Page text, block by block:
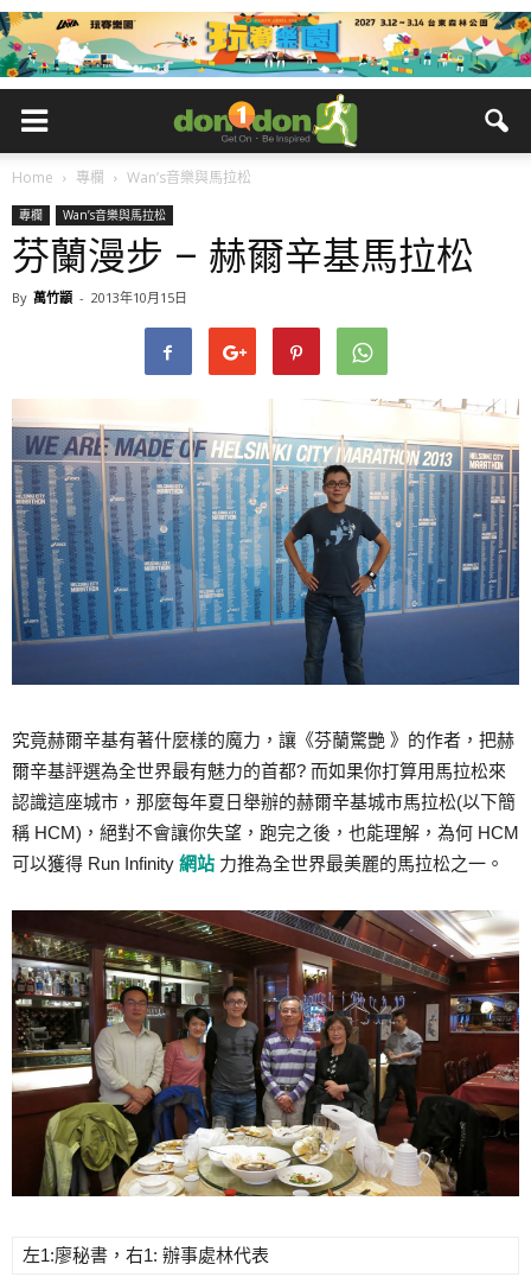
Home 專欄 Wan’s音樂與馬拉松
專欄 Wan’s音樂與馬拉松
芬蘭漫步 – 赫爾辛基馬拉松
By 萬竹顓 - 2013年10月15日
究竟赫爾辛基有著什麼樣的魔力，讓《芬蘭驚艷 》的作者，把赫
爾辛基評選為全世界最有魅力的首都? 而如果你打算用馬拉松來
認識這座城市，那麼每年夏日舉辦的赫爾辛基城市馬拉松(以下簡
稱 HCM)，絕對不會讓你失望，跑完之後，也能理解，為何 HCM
可以獲得 Run Infinity 網站 力推為全世界最美麗的馬拉松之一。
左1:廖秘書，右1: 辦事處林代表